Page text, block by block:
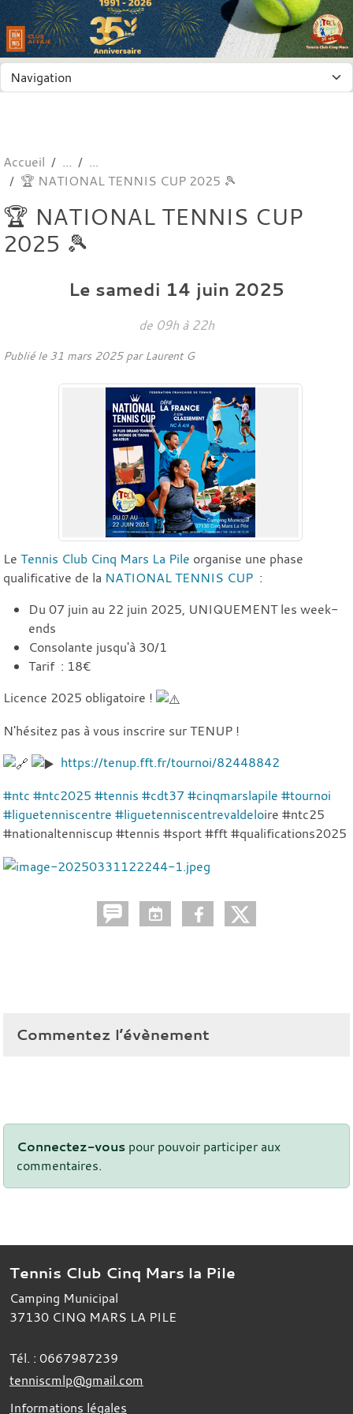
Accueil
🏆 NATIONAL TENNIS CUP 2025 🎾
🏆 NATIONAL TENNIS CUP
2025 🎾
Le samedi 14 juin 2025
de 09h à 22h
Publié le 31 mars 2025par Laurent G
Le Tennis Club Cinq Mars La Pile organise une phase
qualificative de la NATIONAL TENNIS CUP :
Du 07 juin au 22 juin 2025, UNIQUEMENT les week-
ends
Consolante jusqu'à 30/1
Tarif : 18€
Licence 2025 obligatoire !
N'hésitez pas à vous inscrire sur TENUP !
https://tenup.fft.fr/tournoi/82448842
#ntc #ntc2025 #tennis #cdt37#cinqmarslapile #tournoi
#liguetenniscentre #liguetenniscentrevaldeloire #ntc25
#nationaltenniscup #tennis #sport #fft #qualifications2025
Commentez l’évènement
Connectez-vous pour pouvoir participer aux
commentaires.
Tennis Club Cinq Mars la Pile
Camping Municipal
37130 CINQ MARS LA PILE
Tél. : 0667987239
tenniscmlp@gmail.com
Informations légales
Panneau de gestion des cookies